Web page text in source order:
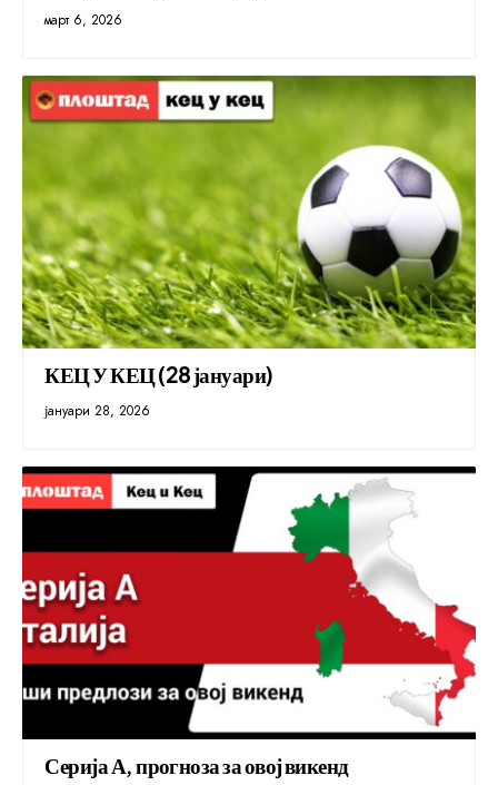
март 6, 2026
КЕЦ У КЕЦ (28 јануари)
јануари 28, 2026
Серија А, прогноза за овој викенд